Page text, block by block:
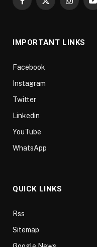
Facebook
X
IMPORTANT LINKS
Facebook
Instagram
Twitter
Linkedin
YouTube
WhatsApp
QUICK LINKS
Rss
Sitemap